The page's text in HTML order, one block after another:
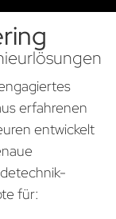
erfahrenen
entwickelt
für: